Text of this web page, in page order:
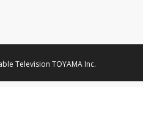
Television TOYAMA Inc.